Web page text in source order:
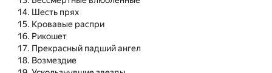
Шесть прях
Кровавые распри
Рикошет
Прекрасный падший ангел
Возмездие